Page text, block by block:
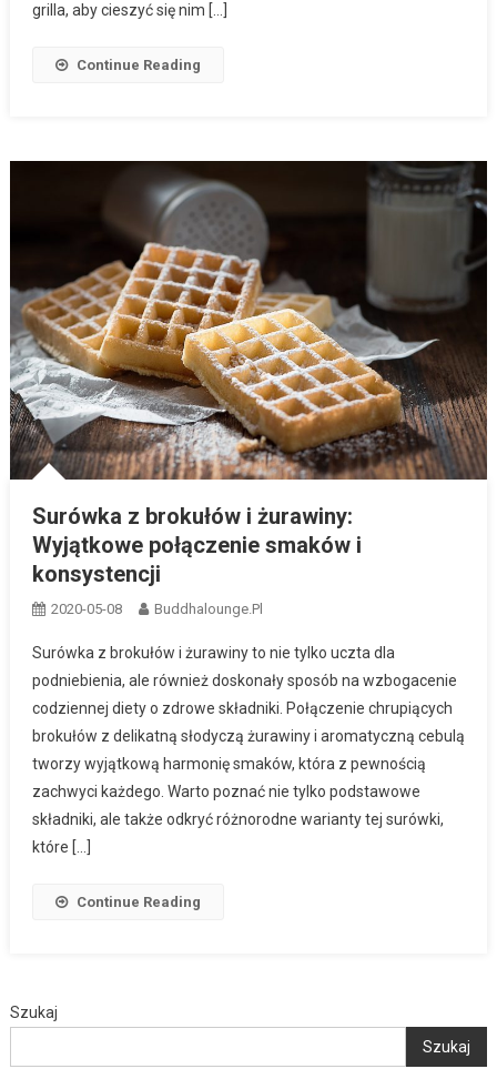
grilla, aby cieszyć się nim […]
Continue Reading
Surówka z brokułów i żurawiny:
Wyjątkowe połączenie smaków i
konsystencji
2020-05-08 Buddhalounge.pl
Surówka z brokułów i żurawiny to nie tylko uczta dla
podniebienia, ale również doskonały sposób na wzbogacenie
codziennej diety o zdrowe składniki. Połączenie chrupiących
brokułów z delikatną słodyczą żurawiny i aromatyczną cebulą
tworzy wyjątkową harmonię smaków, która z pewnością
zachwyci każdego. Warto poznać nie tylko podstawowe
składniki, ale także odkryć różnorodne warianty tej surówki,
które […]
Continue Reading
Szukaj
Szukaj